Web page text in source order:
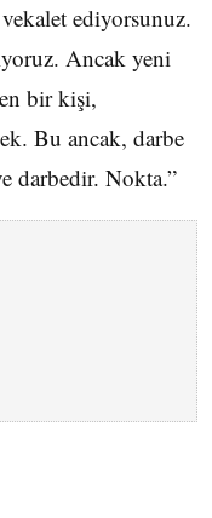
ediyorsunuz.
Ancak yeni
bir kişi,
Bu ancak, darbe
darbedir. Nokta.”